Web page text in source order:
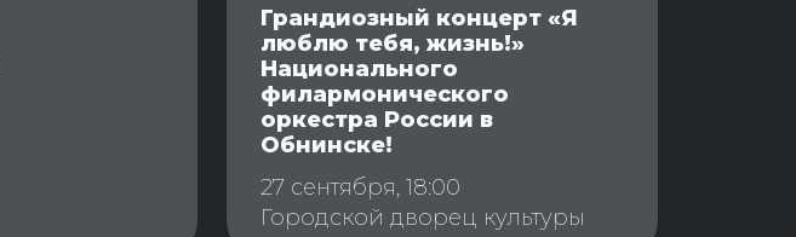
Грандиозный концерт «Я
люблю тебя, жизнь!»
Национального
филармонического
оркестра России в
Обнинске!
27 сентября, 18:00
Городской дворец культуры